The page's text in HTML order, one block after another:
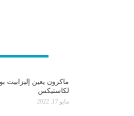
ماكرون يعين إليزابيت
لكاستيكس
مايو 17, 2022